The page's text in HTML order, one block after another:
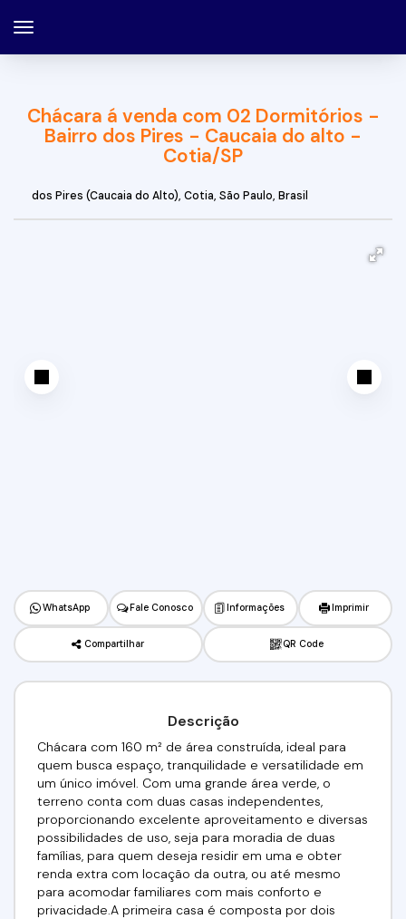
Chácara á venda com 02 Dormitórios -
Bairro dos Pires - Caucaia do alto -
Cotia/SP
dos Pires (Caucaia do Alto), Cotia, São Paulo, Brasil
WhatsApp Fale Conosco Informações Imprimir
Compartilhar QR Code
Descrição
Chácara com 160 m² de área construída, ideal para
quem busca espaço, tranquilidade e versatilidade em
um único imóvel. Com uma grande área verde, o
terreno conta com duas casas independentes,
proporcionando excelente aproveitamento e diversas
possibilidades de uso, seja para moradia de duas
famílias, para quem deseja residir em uma e obter
renda extra com locação da outra, ou até mesmo
para acomodar familiares com mais conforto e
privacidade.A primeira casa é composta por dois